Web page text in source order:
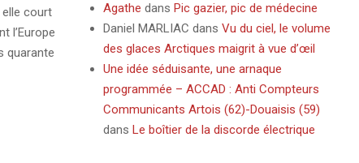
elle court
l’Europe
quarante
Agathe dans Pic gazier, pic de médecine
Daniel MARLIAC dans Vu du ciel, le volume
des glaces Arctiques maigrit à vue d’œil
Une idée séduisante, une arnaque
programmée – ACCAD : Anti Compteurs
Communicants Artois (62)-Douaisis (59)
dans Le boîtier de la discorde électrique